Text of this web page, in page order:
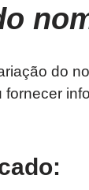
do
fornecer